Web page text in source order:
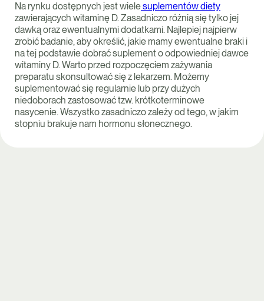
Na rynku dostępnych jest wielesuplementów diety
zawierających witaminę D. Zasadniczo różnią się tylko jej
dawką oraz ewentualnymi dodatkami. Najlepiej najpierw
zrobić badanie, aby określić, jakie mamy ewentualne braki i
na tej podstawie dobrać suplement o odpowiedniej dawce
witaminy D. Warto przed rozpoczęciem zażywania
preparatu skonsultować się z lekarzem. Możemy
suplementować się regularnie lub przy dużych
niedoborach zastosować tzw. krótkoterminowe
nasycenie. Wszystko zasadniczo zależy od tego, w jakim
stopniu brakuje nam hormonu słonecznego.